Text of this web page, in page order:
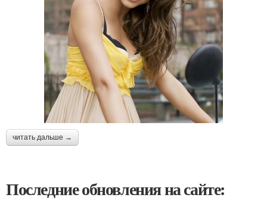
читать дальше →
Последние обновления на сайте: